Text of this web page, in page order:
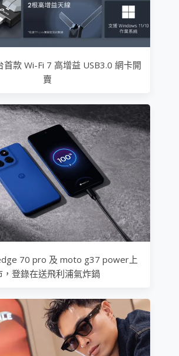
首款 Wi-Fi 7 高增益 USB3.0 網卡開
賣
70 pro 及 moto g37 power上
，登錄在送飛利浦氣炸鍋